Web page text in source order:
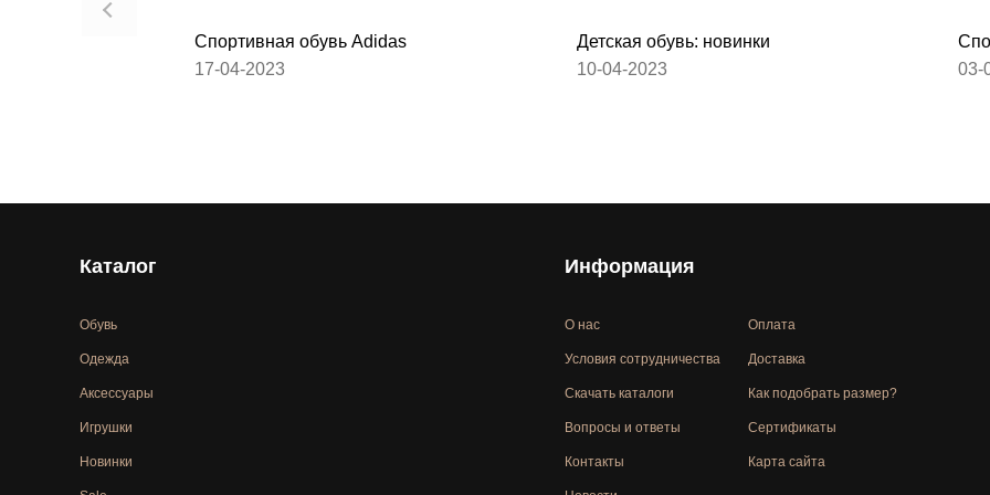
Спортивная обувь Adidas
17-04-2023
Детская обувь: новинки
10-04-2023
03-
Каталог
Обувь
Одежда
Аксессуары
Игрушки
Новинки
Информация
О нас
Условия сотрудничества
Скачать каталоги
Вопросы и ответы
Контакты
Оплата
Доставка
Как подобрать размер?
Сертификаты
Карта сайта